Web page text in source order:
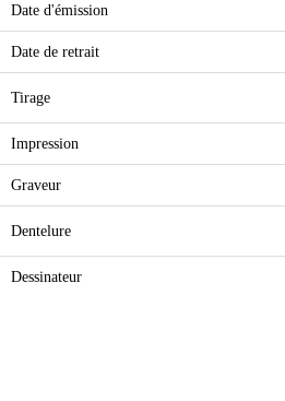
Date d'émission
Date de retrait
Tirage
Impression
Graveur
Dentelure
Dessinateur